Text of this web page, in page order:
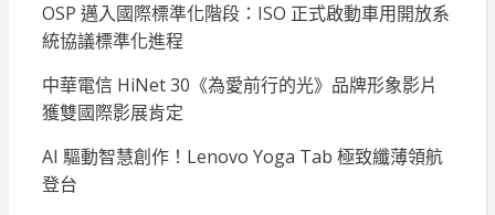
OSP 邁入國際標準化階段：ISO 正式啟動車用開放系
統協議標準化進程
中華電信 HiNet 30《為愛前行的光》品牌形象影片
獲雙國際影展肯定
AI 驅動智慧創作！Lenovo Yoga Tab 極致纖薄領航
登台